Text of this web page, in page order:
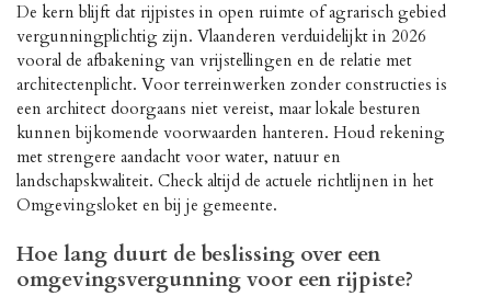
De kern blijft dat rijpistes in open ruimte of agrarisch gebied
vergunningplichtig zijn. Vlaanderen verduidelijkt in 2026
vooral de afbakening van vrijstellingen en de relatie met
architectenplicht. Voor terreinwerken zonder constructies is
een architect doorgaans niet vereist, maar lokale besturen
kunnen bijkomende voorwaarden hanteren. Houd rekening
met strengere aandacht voor water, natuur en
landschapskwaliteit. Check altijd de actuele richtlijnen in het
Omgevingsloket en bij je gemeente.
Hoe lang duurt de beslissing over een
omgevingsvergunning voor een rijpiste?